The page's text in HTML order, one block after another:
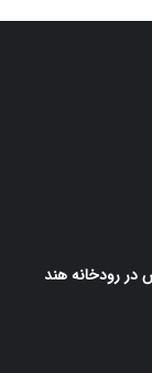
در رودخانه هند